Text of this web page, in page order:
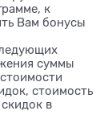
к
Вам бонусы
суммы
стоимость
в